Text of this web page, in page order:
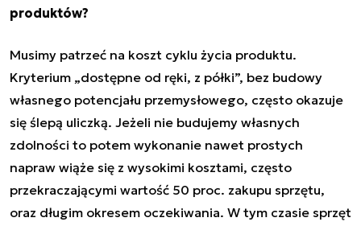
produktów?
Musimy patrzeć na koszt cyklu życia produktu.
Kryterium „dostępne od ręki, z półki”, bez budowy
własnego potencjału przemysłowego, często okazuje
się ślepą uliczką. Jeżeli nie budujemy własnych
zdolności to potem wykonanie nawet prostych
napraw wiąże się z wysokimi kosztami, często
przekraczającymi wartość 50 proc. zakupu sprzętu,
oraz długim okresem oczekiwania. W tym czasie sprzęt